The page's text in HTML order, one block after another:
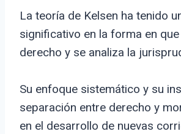
La teoría de Kelsen ha tenido
significativo en la forma en
derecho y se analiza la
Su enfoque sistemático y su
separación entre derecho y
en el desarrollo de nuevas